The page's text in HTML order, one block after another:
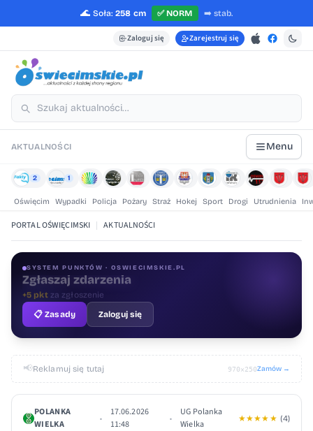
🌊 Soła: 258 cm ✅NORM ➡️ stab.
Zaloguj się Zarejestruj się
AKTUALNOŚCI Menu
2 1
Oświęcim Wypadki Policja Pożary Straż Hokej Sport Drogi Utrudnienia
PORTAL OŚWIĘCIMSKI | AKTUALNOŚCI
SYSTEM PUNKTÓW · OSWIECIMSKIE.PL
Oceniaj treści
+1 pktza ocenę
📋 Zasady
Zaloguj się
📢Reklamuj się tutaj 970×250Zamów →
POLANKA
WIELKA
•
17.06.2026
11:48
•
UG Polanka
Wielka
★★★★ ★ (4)